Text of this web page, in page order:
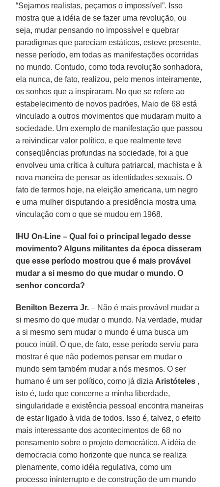
“Sejamos realistas, peçamos o impossível”. Isso
mostra que a idéia de se fazer uma revolução, ou
seja, mudar pensando no impossível e quebrar
paradigmas que pareciam estáticos, esteve presente,
nesse período, em todas as manifestações ocorridas
no mundo. Contudo, como toda revolução sonhadora,
ela nunca, de fato, realizou, pelo menos inteiramente,
os sonhos que a inspiraram. No que se refere ao
estabelecimento de novos padrões, Maio de 68 está
vinculado a outros movimentos que mudaram muito a
sociedade. Um exemplo de manifestação que passou
a reivindicar valor político, e que realmente teve
conseqüências profundas na sociedade, foi a que
envolveu uma crítica à cultura patriarcal, machista e à
nova maneira de pensar as identidades sexuais. O
fato de termos hoje, na eleição americana, um negro
e uma mulher disputando a presidência mostra uma
vinculação com o que se mudou em 1968.
IHU On-Line – Qual foi o principal legado desse
movimento? Alguns militantes da época disseram
que esse período mostrou que é mais provável
mudar a si mesmo do que mudar o mundo. O
senhor concorda?
Benilton Bezerra Jr. – Não é mais provável mudar a
si mesmo do que mudar o mundo. Na verdade, mudar
a si mesmo sem mudar o mundo é uma busca um
pouco inútil. O que, de fato, esse período serviu para
mostrar é que não podemos pensar em mudar o
mundo sem também mudar a nós mesmos. O ser
humano é um ser político, como já dizia Aristóteles ,
isto é, tudo que concerne a minha liberdade,
singularidade e existência pessoal encontra maneiras
de estar ligado à vida de todos. Isso é, talvez, o efeito
mais interessante dos acontecimentos de 68 no
pensamento sobre o projeto democrático. A idéia de
democracia como horizonte que nunca se realiza
plenamente, como idéia regulativa, como um
processo ininterrupto e de construção de um mundo